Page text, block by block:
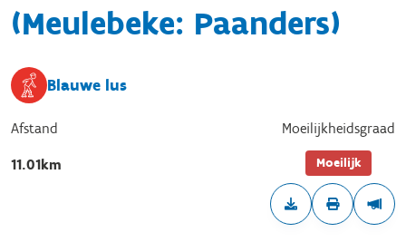
(Meulebeke: Paanders)
Blauwe lus
Afstand
11.01km
Moeilijkheidsgraad
Moeilijk